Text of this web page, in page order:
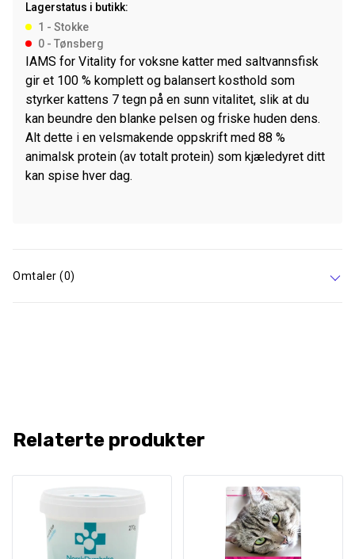
Fish
10
kg
antall
Lagerstatus i butikk:
1 - Stokke
0 - Tønsberg
IAMS for Vitality for voksne katter med saltvannsfisk
gir et 100 % komplett og balansert kosthold som
styrker kattens 7 tegn på en sunn vitalitet, slik at du
kan beundre den blanke pelsen og friske huden dens.
Alt dette i en velsmakende oppskrift med 88 %
animalsk protein (av totalt protein) som kjæledyret ditt
kan spise hver dag.
Omtaler (0)
Relaterte produkter